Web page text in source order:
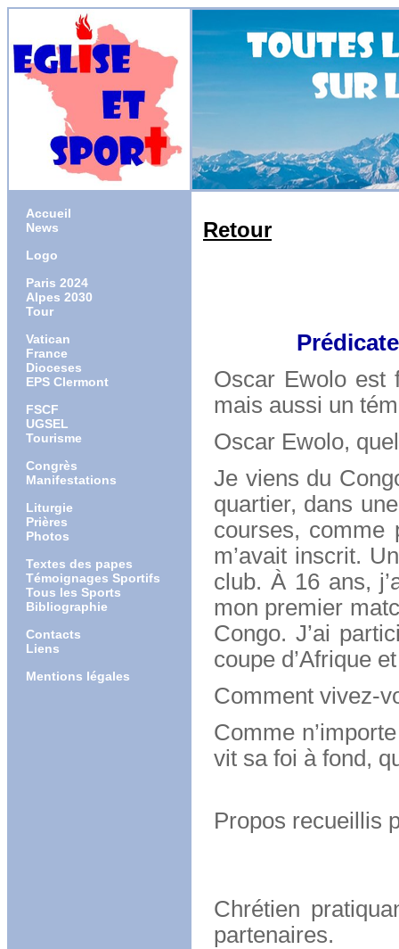
Accueil
News
Logo
Paris 2024
Alpes 2030
Tour
Vatican
France
Dioceses
EPS Clermont
FSCF
UGSEL
Tourisme
Congrès
Manifestations
Liturgie
Prières
Photos
Textes des papes
Témoignages Sportifs
Tous les Sports
Bibliographie
Contacts
Liens
Mentions légales
Retour
Oscar Ewolo est
mais aussi un
Oscar Ewolo,
Je viens du
quartier, dans
courses, comme
m’avait inscrit.
club. À 16 ans,
mon premier
Congo. J’ai
coupe d’Afrique
Comment vivez-
Comme
vit sa foi à fond,
Propos recueillis
Chrétien
partenaires.